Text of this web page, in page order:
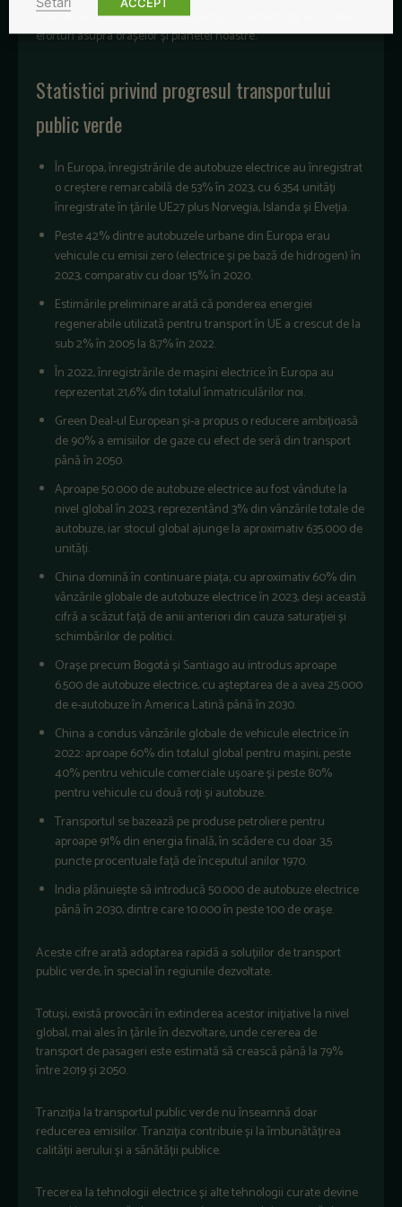
Vom analiza, de asemenea, impactul transformator al acestor
eforturi asupra orașelor și planetei noastre.
Statistici privind progresul transportului
public verde
În Europa, înregistrările de autobuze electrice au înregistrat
o creștere remarcabilă de 53% în 2023, cu 6.354 unități
înregistrate în țările UE27 plus Norvegia, Islanda și Elveția.
Peste 42% dintre autobuzele urbane din Europa erau
vehicule cu emisii zero (electrice și pe bază de hidrogen) în
2023, comparativ cu doar 15% în 2020.
Estimările preliminare arată că ponderea energiei
regenerabile utilizată pentru transport în UE a crescut de la
sub 2% în 2005 la 8,7% în 2022.
În 2022, înregistrările de mașini electrice în Europa au
reprezentat 21,6% din totalul înmatriculărilor noi.
Green Deal-ul European și-a propus o reducere ambițioasă
de 90% a emisiilor de gaze cu efect de seră din transport
până în 2050.
Aproape 50.000 de autobuze electrice au fost vândute la
nivel global în 2023, reprezentând 3% din vânzările totale de
autobuze, iar stocul global ajunge la aproximativ 635.000 de
unități.
China domină în continuare piața, cu aproximativ 60% din
vânzările globale de autobuze electrice în 2023, deși această
cifră a scăzut față de anii anteriori din cauza saturației și
schimbărilor de politici.
Orașe precum Bogotá și Santiago au introdus aproape
6.500 de autobuze electrice, cu așteptarea de a avea 25.000
de e-autobuze în America Latină până în 2030.
China a condus vânzările globale de vehicule electrice în
2022: aproape 60% din totalul global pentru mașini, peste
40% pentru vehicule comerciale ușoare și peste 80%
pentru vehicule cu două roți și autobuze.
Transportul se bazează pe produse petroliere pentru
aproape 91% din energia finală, în scădere cu doar 3,5
puncte procentuale față de începutul anilor 1970.
India plănuiește să introducă 50.000 de autobuze electrice
până în 2030, dintre care 10.000 în peste 100 de orașe.
Aceste cifre arată adoptarea rapidă a soluțiilor de transport
public verde, în special în regiunile dezvoltate.
Totuși, există provocări în extinderea acestor inițiative la nivel
global, mai ales în țările în dezvoltare, unde cererea de
transport de pasageri este estimată să crească până la 79%
între 2019 și 2050.
Tranziția la transportul public verde nu înseamnă doar
reducerea emisiilor. Tranziția contribuie și la îmbunătățirea
calității aerului și a sănătății publice.
Trecerea la tehnologii electrice și alte tehnologii curate devine